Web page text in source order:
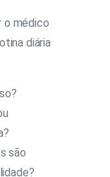
o médico
diária
são